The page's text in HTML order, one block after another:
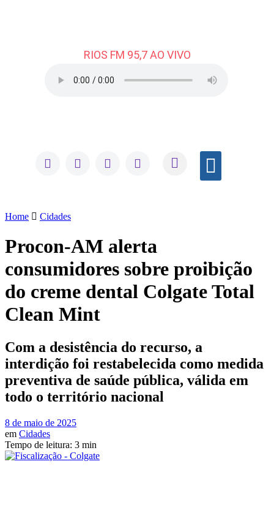
RIOS FM 95,7 AO VIVO
Home Cidades
Procon-AM alerta
consumidores sobre proibição
do creme dental Colgate Total
Clean Mint
Com a desistência do recurso, a
interdição foi restabelecida como medida
preventiva de saúde pública, válida em
todo o território nacional
8 de maio de 2025
em Cidades
Tempo de leitura: 3 min